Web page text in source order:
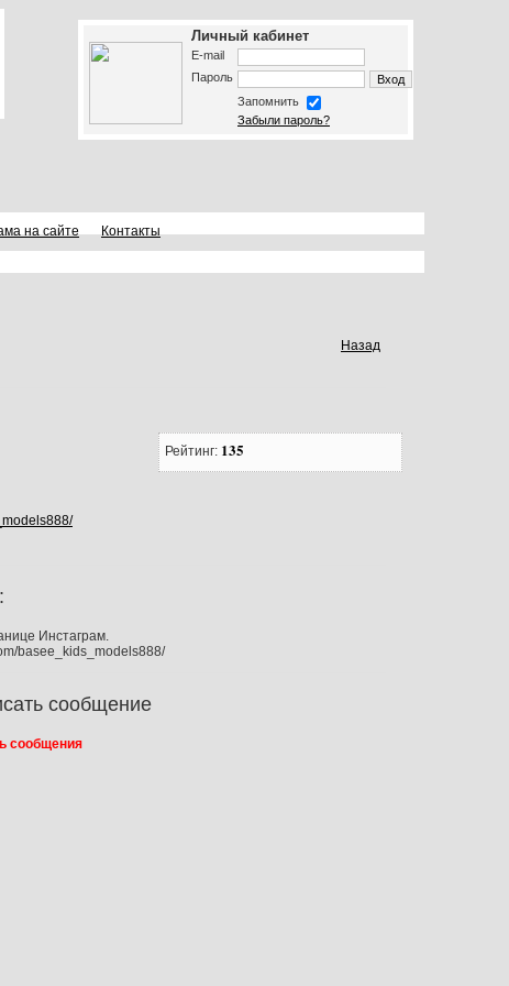
Личный кабинет
E-mail
Пароль
Запомнить
Забыли пароль?
на сайте Контакты
Назад
Рейтинг: 135
Инстаграм.
basee_kids_models888/
сообщение
сообщения